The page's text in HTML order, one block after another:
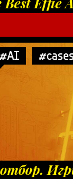
#AI